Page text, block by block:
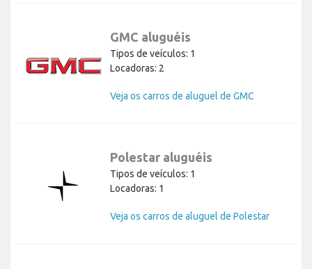
GMC aluguéis
Tipos de veículos: 1
Locadoras: 2
Veja os carros de aluguel de GMC
Polestar aluguéis
Tipos de veículos: 1
Locadoras: 1
Veja os carros de aluguel de Polestar